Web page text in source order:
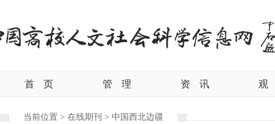
首 页 管 理 资 讯 观
当前位置 > 在线期刊 > 中国西北边疆